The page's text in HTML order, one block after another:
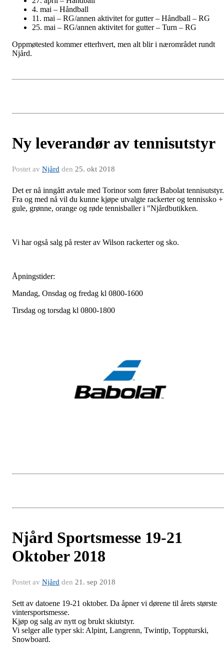
4. mai – Håndball
11. mai – RG/annen aktivitet for gutter – Håndball – RG
25. mai – RG/annen aktivitet for gutter – Turn – RG
Oppmøtested kommer etterhvert, men alt blir i nærområdet rundt
Njård.
Ny leverandør av tennisutstyr
Postet av Njård den 25. okt 2018
Det er nå inngått avtale med Torinor som fører Babolat tennisutstyr.
Fra og med nå vil du kunne kjøpe utvalgte rackerter og tennissko +
gule, grønne, orange og røde tennisballer i "Njårdbutikken.
Vi har også salg på rester av Wilson rackerter og sko.
Åpningstider:
Mandag, Onsdag og fredag kl 0800-1600
Tirsdag og torsdag kl 0800-1800
Njård Sportsmesse 19-21
Oktober 2018
Postet av Njård den 21. sep 2018
Sett av datoene 19-21 oktober. Da åpner vi dørene til årets største
vintersportsmesse.
Kjøp og salg av nytt og brukt skiutstyr.
Vi selger alle typer ski: Alpint, Langrenn, Twintip, Toppturski,
Snowboard.